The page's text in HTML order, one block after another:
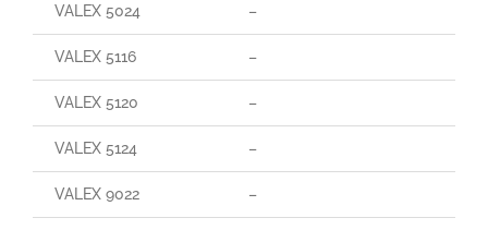
VALEX 5024 –
VALEX 5116 –
VALEX 5120 –
VALEX 5124 –
VALEX 9022 –